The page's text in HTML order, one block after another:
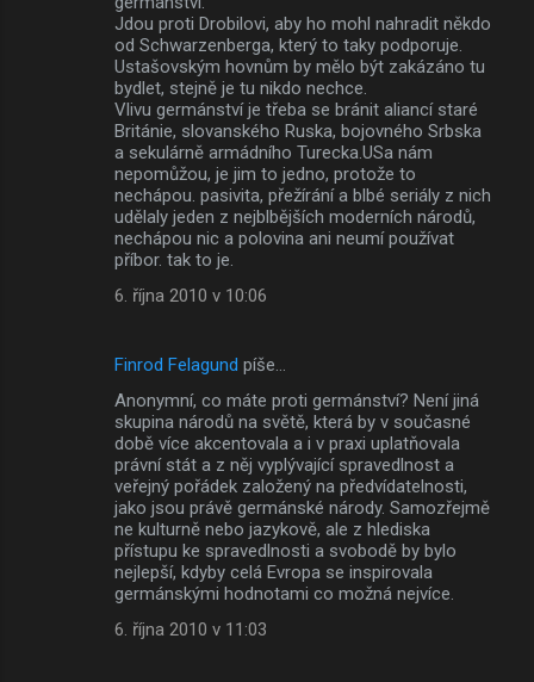
Jdou proti Drobilovi, aby ho mohl nahradit někdo
od Schwarzenberga, který to taky podporuje.
Ustašovským hovnům by mělo být zakázáno tu
bydlet, stejně je tu nikdo nechce.
Vlivu germánství je třeba se bránit aliancí staré
Británie, slovanského Ruska, bojovného Srbska
a sekulárně armádního Turecka.USa nám
nepomůžou, je jim to jedno, protože to
nechápou. pasivita, přežírání a blbé seriály z nich
udělaly jeden z nejblbějších moderních národů,
nechápou nic a polovina ani neumí používat
příbor. tak to je.
6. října 2010 v 10:06
Finrod Felagund píše…
Anonymní, co máte proti germánství? Není jiná
skupina národů na světě, která by v současné
době více akcentovala a i v praxi uplatňovala
právní stát a z něj vyplývající spravedlnost a
veřejný pořádek založený na předvídatelnosti,
jako jsou právě germánské národy. Samozřejmě
ne kulturně nebo jazykově, ale z hlediska
přístupu ke spravedlnosti a svobodě by bylo
nejlepší, kdyby celá Evropa se inspirovala
germánskými hodnotami co možná nejvíce.
6. října 2010 v 11:03